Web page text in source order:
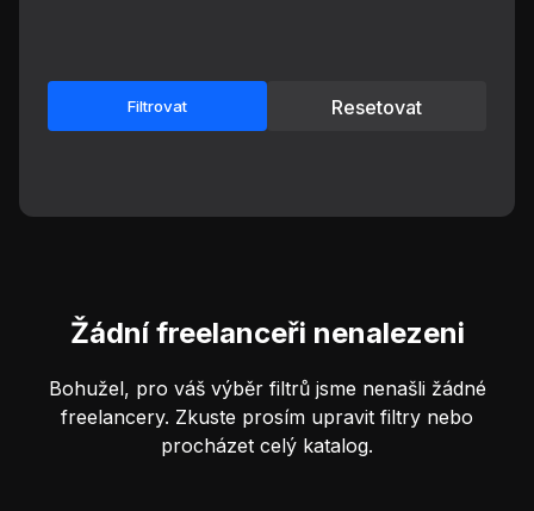
Filtrovat Resetovat
Žádní freelanceři nenalezeni
Bohužel, pro váš výběr filtrů jsme nenašli žádné
freelancery. Zkuste prosím upravit filtry nebo
procházet celý katalog.